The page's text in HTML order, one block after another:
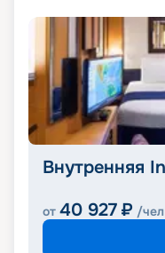
Внутренняя
от 40 927 ₽ /чел